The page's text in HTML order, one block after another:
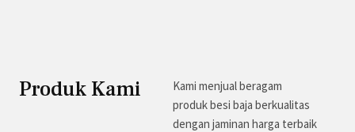
Produk Kami
Kami menjual beragam
produk besi baja berkualitas
dengan jaminan harga terbaik